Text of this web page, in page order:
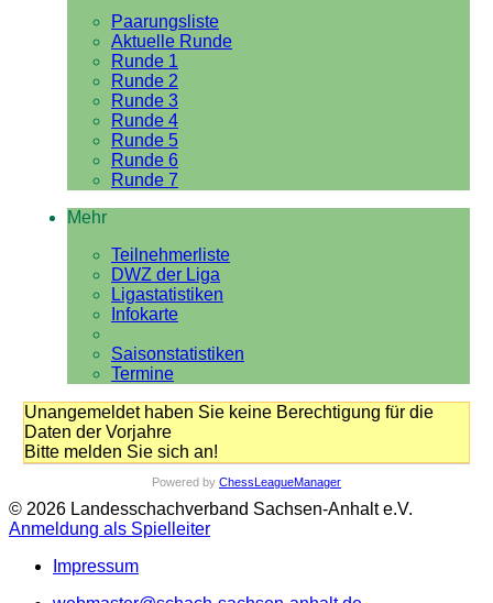
Paarungsliste
Aktuelle Runde
Runde 1
Runde 2
Runde 3
Runde 4
Runde 5
Runde 6
Runde 7
Mehr
Teilnehmerliste
DWZ der Liga
Ligastatistiken
Infokarte
Saisonstatistiken
Termine
Unangemeldet haben Sie keine Berechtigung für die
Daten der Vorjahre
Bitte melden Sie sich an!
Powered by ChessLeagueManager
© 2026 Landesschachverband Sachsen-Anhalt e.V.
Anmeldung als Spielleiter
Impressum